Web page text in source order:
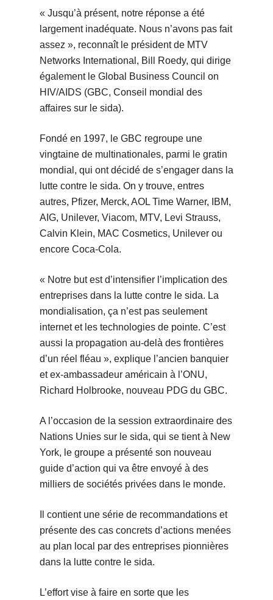
« Jusqu’à présent, notre réponse a été
largement inadéquate. Nous n’avons pas fait
assez », reconnaît le président de MTV
Networks International, Bill Roedy, qui dirige
également le Global Business Council on
HIV/AIDS (GBC, Conseil mondial des
affaires sur le sida).
Fondé en 1997, le GBC regroupe une
vingtaine de multinationales, parmi le gratin
mondial, qui ont décidé de s’engager dans la
lutte contre le sida. On y trouve, entres
autres, Pfizer, Merck, AOL Time Warner, IBM,
AIG, Unilever, Viacom, MTV, Levi Strauss,
Calvin Klein, MAC Cosmetics, Unilever ou
encore Coca-Cola.
« Notre but est d’intensifier l’implication des
entreprises dans la lutte contre le sida. La
mondialisation, ça n’est pas seulement
internet et les technologies de pointe. C’est
aussi la propagation au-delà des frontières
d’un réel fléau », explique l’ancien banquier
et ex-ambassadeur américain à l’ONU,
Richard Holbrooke, nouveau PDG du GBC.
A l’occasion de la session extraordinaire des
Nations Unies sur le sida, qui se tient à New
York, le groupe a présenté son nouveau
guide d’action qui va être envoyé à des
milliers de sociétés privées dans le monde.
Il contient une série de recommandations et
présente des cas concrets d’actions menées
au plan local par des entreprises pionnières
dans la lutte contre le sida.
L’effort vise à faire en sorte que les